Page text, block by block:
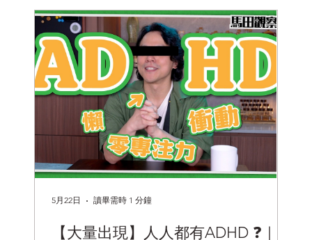
【大量出現】人人都有ADHD ❓｜精
5月22日 讀畢需時 1 分鐘